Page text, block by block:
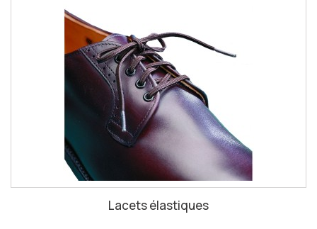
Lacets élastiques